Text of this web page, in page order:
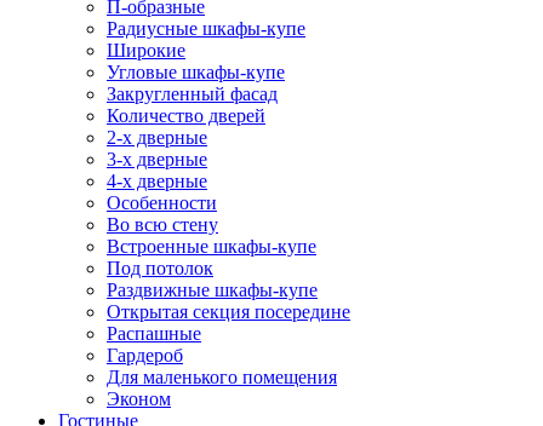
П-образные
Радиусные шкафы-купе
Широкие
Угловые шкафы-купе
Закругленный фасад
Количество дверей
2-х дверные
3-х дверные
4-х дверные
Особенности
Во всю стену
Встроенные шкафы-купе
Под потолок
Раздвижные шкафы-купе
Открытая секция посередине
Распашные
Гардероб
Для маленького помещения
Эконом
Гостиные